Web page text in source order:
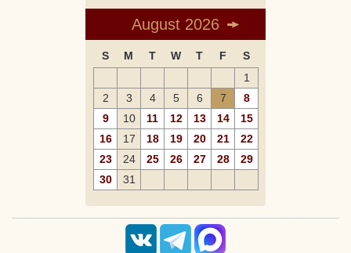
August 2026
S M T W T F
S
1
2
3 4 5 6 7
8
9
10 11 12 13 14
15
16
17 18 19 20 21
22
23
24 25 26 27 28
29
30
31